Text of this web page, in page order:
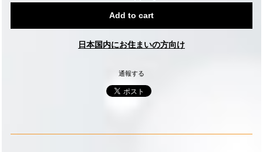
Add to cart
日本国内にお住まいの方向け
通報する